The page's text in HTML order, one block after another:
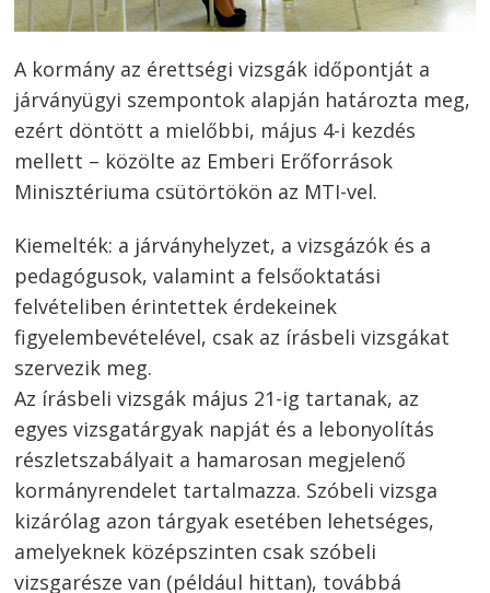
A kormány az érettségi vizsgák időpontját a
járványügyi szempontok alapján határozta meg,
ezért döntött a mielőbbi, május 4-i kezdés
mellett – közölte az Emberi Erőforrások
Minisztériuma csütörtökön az MTI-vel.
Kiemelték: a járványhelyzet, a vizsgázók és a
pedagógusok, valamint a felsőoktatási
felvételiben érintettek érdekeinek
figyelembevételével, csak az írásbeli vizsgákat
szervezik meg.
Az írásbeli vizsgák május 21-ig tartanak, az
egyes vizsgatárgyak napját és a lebonyolítás
részletszabályait a hamarosan megjelenő
kormányrendelet tartalmazza. Szóbeli vizsga
kizárólag azon tárgyak esetében lehetséges,
amelyeknek középszinten csak szóbeli
vizsgarésze van (például hittan), továbbá